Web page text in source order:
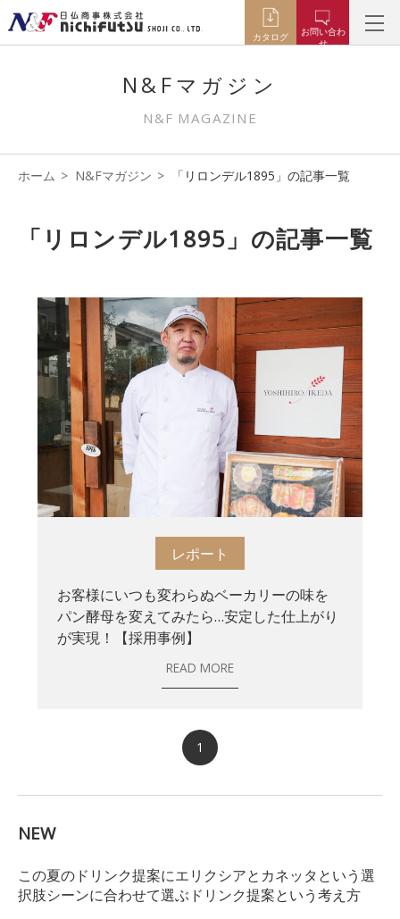
カタログ
お問い合わ
せ
N&Fマガジン
N&F MAGAZINE
ホーム N&Fマガジン 「リロンデル1895」の記事一覧
「リロンデル1895」の記事一覧
レポート
お客様にいつも変わらぬベーカリーの味を
パン酵母を変えてみたら…安定した仕上がり
が実現！【採用事例】
READ MORE
1
NEW
この夏のドリンク提案にエリクシアとカネッタという選
択肢シーンに合わせて選ぶドリンク提案という考え方